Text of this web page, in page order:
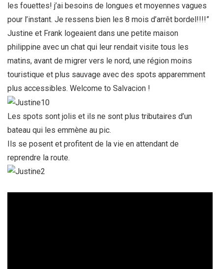
les fouettes! j’ai besoins de longues et moyennes vagues
pour l’instant. Je ressens bien les 8 mois d’arrêt bordel!!!!”
Justine et Frank logeaient dans une petite maison
philippine avec un chat qui leur rendait visite tous les
matins, avant de migrer vers le nord, une région moins
touristique et plus sauvage avec des spots apparemment
plus accessibles. Welcome to Salvacion !
Les spots sont jolis et ils ne sont plus tributaires d’un
bateau qui les emmène au pic.
Ils se posent et profitent de la vie en attendant de
reprendre la route.